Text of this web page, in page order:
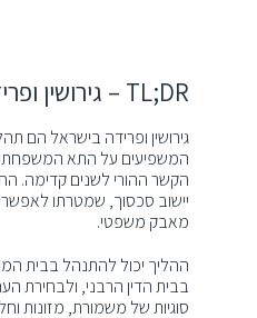
TL;DR – גירושין ופרידה בישראל
גירושין ופרידה בישראל הם
המשפיעים על התא
הקשר ההורי לשנים קדימה.
יישוב סכסוך, שמטרתו
מאבק משפטי.
ההליך יכול להתנהל בבית
בבית הדין הרבני, ולבחירת
סוגיות של משמורת, מזונות